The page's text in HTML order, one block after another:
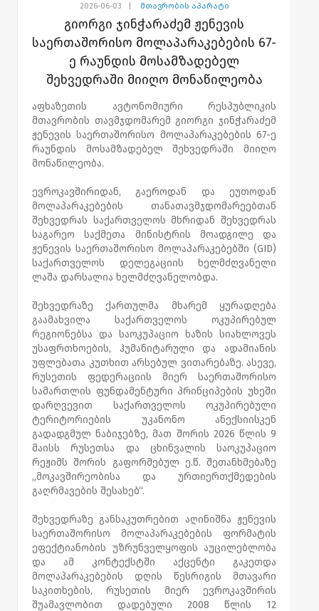
2026-06-03 მთავრობის აპარატი
გიორგი ჯინჭარაძემ ჟენევის
საერთაშორისო მოლაპარაკებების 67-
ე რაუნდის მოსამზადებელ
შეხვედრაში მიიღო მონაწილეობა
აფხაზეთის ავტონომიური რესპუბლიკის
მთავრობის თავმჯდომარემ გიორგი ჯინჭარაძემ
ჟენევის საერთაშორისო მოლაპარაკებების 67-ე
რაუნდის მოსამზადებელ შეხვედრაში მიიღო
მონაწილეობა.
ევროკავშირიდან, გაეროდან და ეუთოდან
მოლაპარაკებების თანათავმჯდომარეებთან
შეხვედრას საქართველოს მხრიდან შეხვედრას
საგარეო საქმეთა მინისტრის მოადგილე და
ჟენევის საერთაშორისო მოლაპარაკებებში (GID)
საქართველოს დელეგაციის ხელმძღვანელი
ლაშა დარსალია ხელმძღვანელობდა.
შეხვედრაზე ქართულმა მხარემ ყურადღება
გაამახვილა საქართველოს ოკუპირებულ
რეგიონებსა და საოკუპაციო ხაზის სიახლოვეს
უსაფრთხოების, ჰუმანიტარული და ადამიანის
უფლებათა კუთხით არსებულ ვითარებაზე. ასევე,
რუსეთის ფედერაციის მიერ საერთაშორისო
სამართლის ფუნდამენტური პრინციპების უხეში
დარღვევით საქართველოს ოკუპირებული
ტერიტორიების უკანონო ანექსიისკენ
გადადგმულ ნაბიჯებზე, მათ შორის 2026 წლის 9
მაისს რუსეთსა და ცხინვალის საოკუპაციო
რეჟიმს შორის გაფორმებულ ე.წ. შეთანხმებაზე
„მოკავშირეობისა და ურთიერთქმედების
გაღრმავების შესახებ“.
შეხვედრაზე განსაკუთრებით აღინიშნა ჟენევის
საერთაშორისო მოლაპარაკებების ფორმატის
ეფექტიანობის უზრუნველყოფის აუცილებლობა
და ამ კონტექსტში აქცენტი გაკეთდა
მოლაპარაკებების დღის წესრიგის მთავარი
საკითხების, რუსეთის მიერ ევროკავშირის
შუამავლობით დადებული 2008 წლის 12